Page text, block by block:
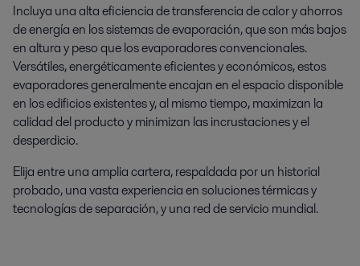
Incluya una alta eficiencia de transferencia de calor y ahorros
de energía en los sistemas de evaporación, que son más bajos
en altura y peso que los evaporadores convencionales.
Versátiles, energéticamente eficientes y económicos, estos
evaporadores generalmente encajan en el espacio disponible
en los edificios existentes y, al mismo tiempo, maximizan la
calidad del producto y minimizan las incrustaciones y el
desperdicio.
Elija entre una amplia cartera, respaldada por un historial
probado, una vasta experiencia en soluciones térmicas y
tecnologías de separación, y una red de servicio mundial.